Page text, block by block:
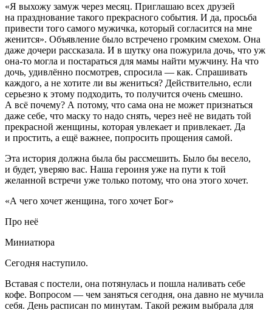
«Я выхожу замуж через месяц. Приглашаю всех друзей
на празднование такого прекрасного события. И да, просьба
привести того самого мужичка, который согласится на мне
женится». Объявление было встречено громким смехом. Она
даже дочери рассказала. И в шутку она пожурила дочь, что уж
она-то могла и постараться для мамы найти мужчину. На что
дочь, удивлённо посмотрев, спросила — как. Спрашивать
каждого, а не хотите ли вы жениться? Действительно, если
серьезно к этому подходить, то получится очень смешно.
А всё почему? А потому, что сама она не может признаться
даже себе, что маску то надо снять, через неё не видать той
прекрасной женщины, которая увлекает и привлекает. Да
и простить, а ещё важнее, попросить прощения самой.
Эта история должна была бы рассмешить. Было бы весело,
и будет, уверяю вас. Наша героиня уже на пути к той
желанной встречи уже только потому, что она этого хочет.
«А чего хочет женщина, того хочет Бог»
Про неё
Миниатюра
Сегодня наступило.
Вставая с постели, она потянулась и пошла наливать себе
кофе. Вопросом — чем заняться сегодня, она давно не мучила
себя. День расписан по минутам. Такой режим выбрала для